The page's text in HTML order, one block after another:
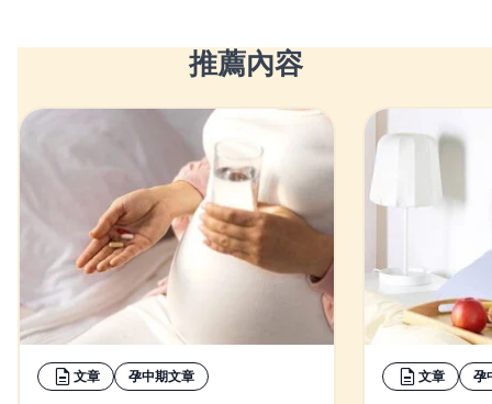
推薦內容
文章 孕中期文章 文章 孕